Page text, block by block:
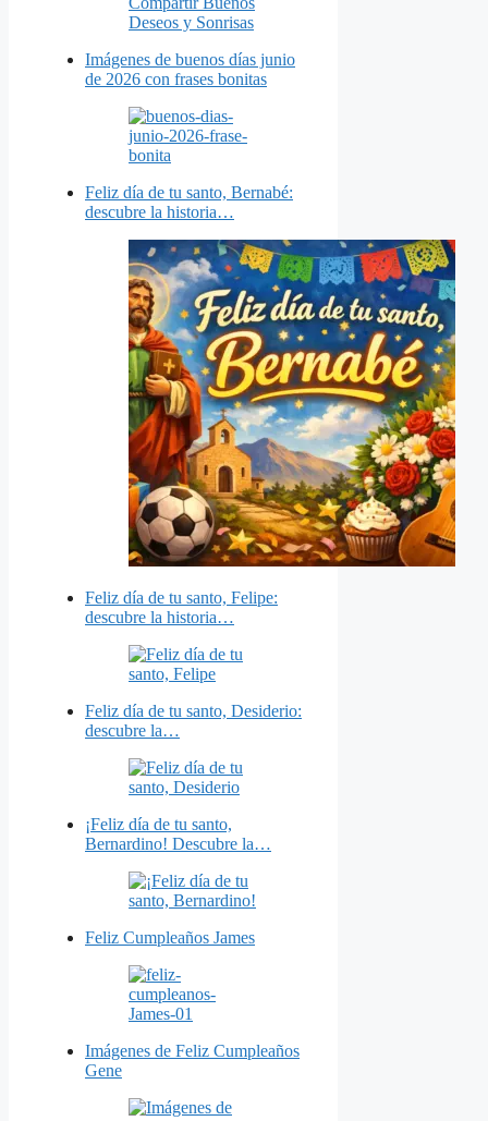
Imágenes de buenos días junio
de 2026 con frases bonitas
Feliz día de tu santo, Bernabé:
descubre la historia…
Feliz día de tu santo, Felipe:
descubre la historia…
Feliz día de tu santo, Desiderio:
descubre la…
¡Feliz día de tu santo,
Bernardino! Descubre la…
Feliz Cumpleaños James
Imágenes de Feliz Cumpleaños
Gene